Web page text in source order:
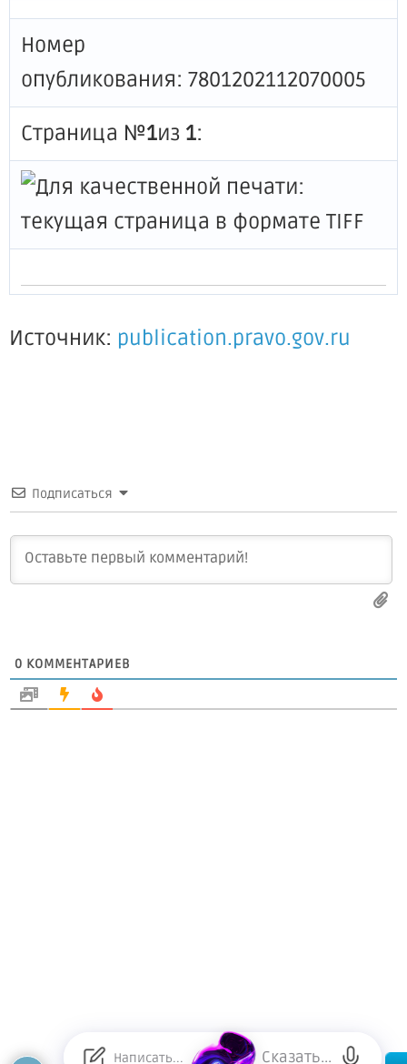
Номер
опубликования: 7801202112070005
Страница №1из 1:
Источник: publication.pravo.gov.ru
Подписаться
0 КОММЕНТАРИЕВ
Сказать...